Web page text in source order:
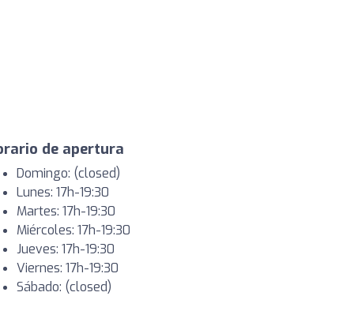
de apertura
Domingo: (closed)
Lunes: 17h-19:30
Martes: 17h-19:30
Miércoles: 17h-19:30
Jueves: 17h-19:30
Viernes: 17h-19:30
Sábado: (closed)